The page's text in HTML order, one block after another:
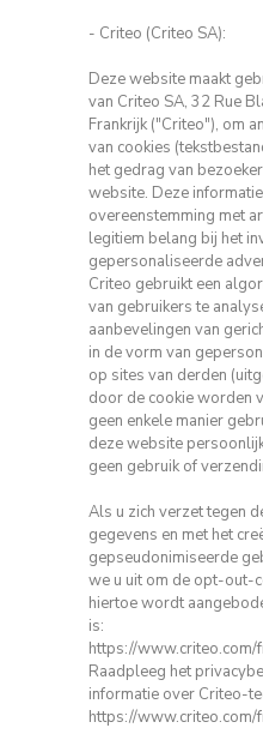
- Criteo (Criteo SA):
Deze website maakt
van Criteo SA, 32 Rue
Frankrijk ("Criteo"), om
van cookies
het gedrag van
website. Deze
overeenstemming met
legitiem belang bij het
gepersonaliseerde
Criteo gebruikt een
van gebruikers te
aanbevelingen van
in de vorm van
op sites van derden
door de cookie worden
geen enkele manier
deze website
geen gebruik of
Als u zich verzet tegen
gegevens en met het
gepseudonimiseerde
we u uit om de opt-out-
hiertoe wordt
is:
https://www.criteo.com/
Raadpleeg het
informatie over Criteo-
https://www.criteo.com/